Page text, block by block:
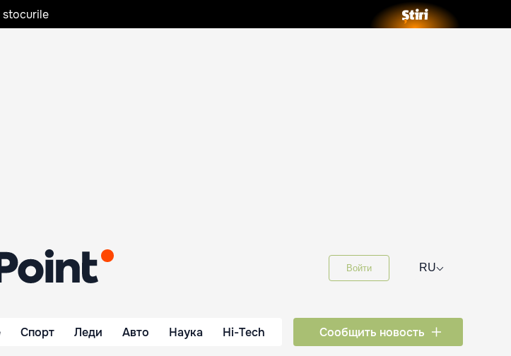
stocurile
Войти RU⌵
Спорт Леди Авто Наука Hi-Tech Сообщить новость